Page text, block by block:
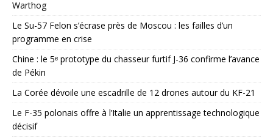
Warthog
Le Su-57 Felon s’écrase près de Moscou : les failles d’un
programme en crise
Chine : le 5ᵉ prototype du chasseur furtif J-36 confirme l’avance
de Pékin
La Corée dévoile une escadrille de 12 drones autour du KF-21
Le F-35 polonais offre à l’Italie un apprentissage technologique
décisif